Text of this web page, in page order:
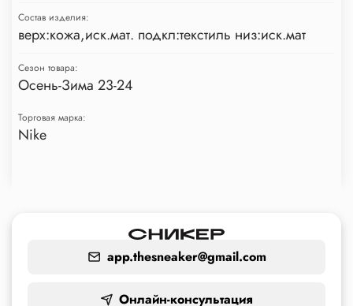
Состав изделия:
верх:кожа,иск.мат. подкл:текстиль низ:иск.мат
Сезон товара:
Осень-Зима 23-24
Торговая марка:
Nike
app.thesneaker@gmail.com
Онлайн-консультация